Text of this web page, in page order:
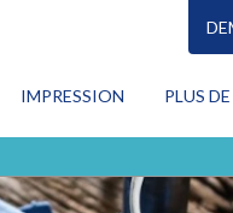
RECHERCHER
IMPRESSION
PLUS